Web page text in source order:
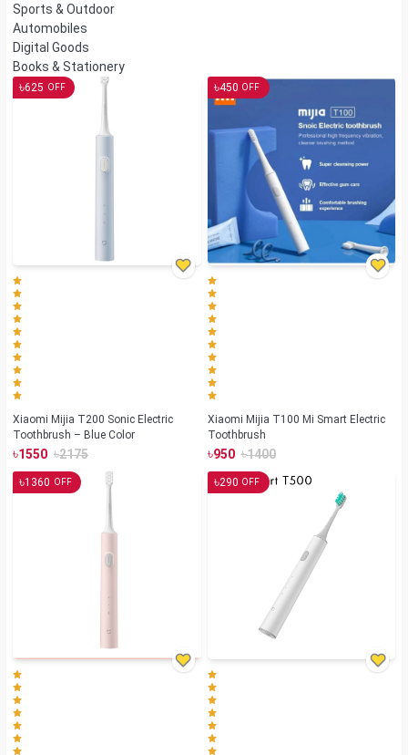
Sports & Outdoor
Automobiles
Digital Goods
Books & Stationery
৳625 OFF
Xiaomi Mijia T200 Sonic Electric
Toothbrush – Blue Color
৳1550 ৳2175
৳450 OFF
Xiaomi Mijia T100 Mi Smart Electric
Toothbrush
৳950 ৳1400
৳1360 OFF ৳290 OFF